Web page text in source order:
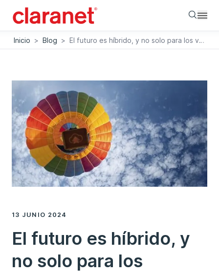
Inicio > Blog > El futuro es híbrido, y no solo para los vehículos
13 JUNIO 2024
El futuro es híbrido, y
no solo para los